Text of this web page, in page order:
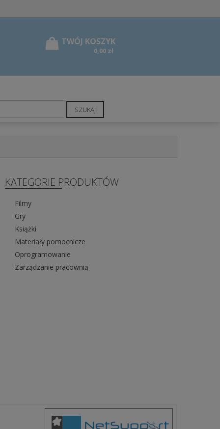
0,00 zł
SZUKAJ
KATEGORIE PRODUKTÓW
Filmy
Gry
Książki
Materiały pomocnicze
Oprogramowanie
Zarządzanie pracownią